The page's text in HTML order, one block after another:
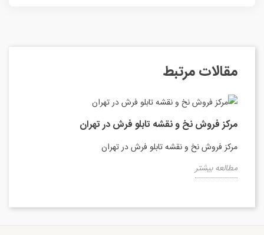
مقالات مرتبط
مرکز فروش نخ و نقشه تابلو فرش در تهران
مرکز فروش نخ و نقشه تابلو فرش در تهران
مطالعه بیشتر